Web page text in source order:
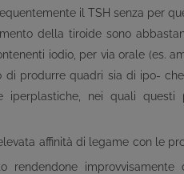
il TSH senza per
della tiroide sono
iodio, per via orale (es.
di produrre quadri sia di ipo-
iperplastiche, nei quali questi
affinità di legame con le
rendendone improvvisamente